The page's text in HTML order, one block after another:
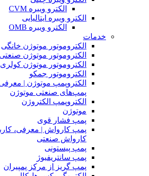
الکترو ویبره CVM
الکترو ویبره ایتالیایی
الکترو ویبره OMB
خدمات
الکتروموتور موتوژن خانگی
الکتروموتور موتوژن صنعتی
الکتروموتور موتوژن کولری
الکتروموتور جمکو
الکتروپمپ موتوژن | معرفی
پمپ‌های صنعتی موتوژن
الکتروپمپ الکتروژن
موتوژن
پمپ فشار قوی
پمپ کارواش | معرفی،
کارواش صنعتی
پمپ پیستونی
پمپ سانتریفیوژ
پمپ گریز از مرکز پمپیران